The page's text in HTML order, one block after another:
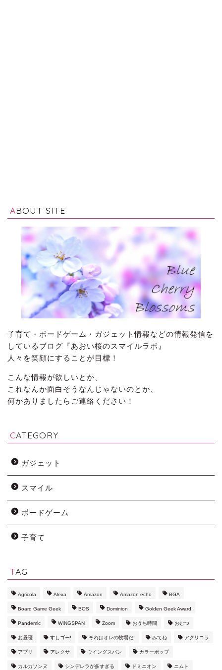
ABOUT SITE
子育て・ボードゲーム・ガジェット情報などの情報発信を
しているブログ『あおい桜のスマイルラボ』
人々を笑顔にすることが目標！
こんな情報が欲しいとか、
これなんか面白そうなんじゃないのとか、
何かありましたらご連絡ください！
CATEGORY
ガジェット
スマイル
ボードゲーム
子育て
TAG
Agricola Alexa Amazon Amazon echo BGA
Board Game Geek BOS Dominion Golden Geek Award
Pandemic WINGSPAN Zoom おうち時間 おむつ
お昼寝 すしゴー! それはオレの牧場だ! みてね アグリコラ
アプリ アレクサ ウイングスパン カラーポップ
カルカソンヌ シンデレラが多すぎる ドミニオン ニムト